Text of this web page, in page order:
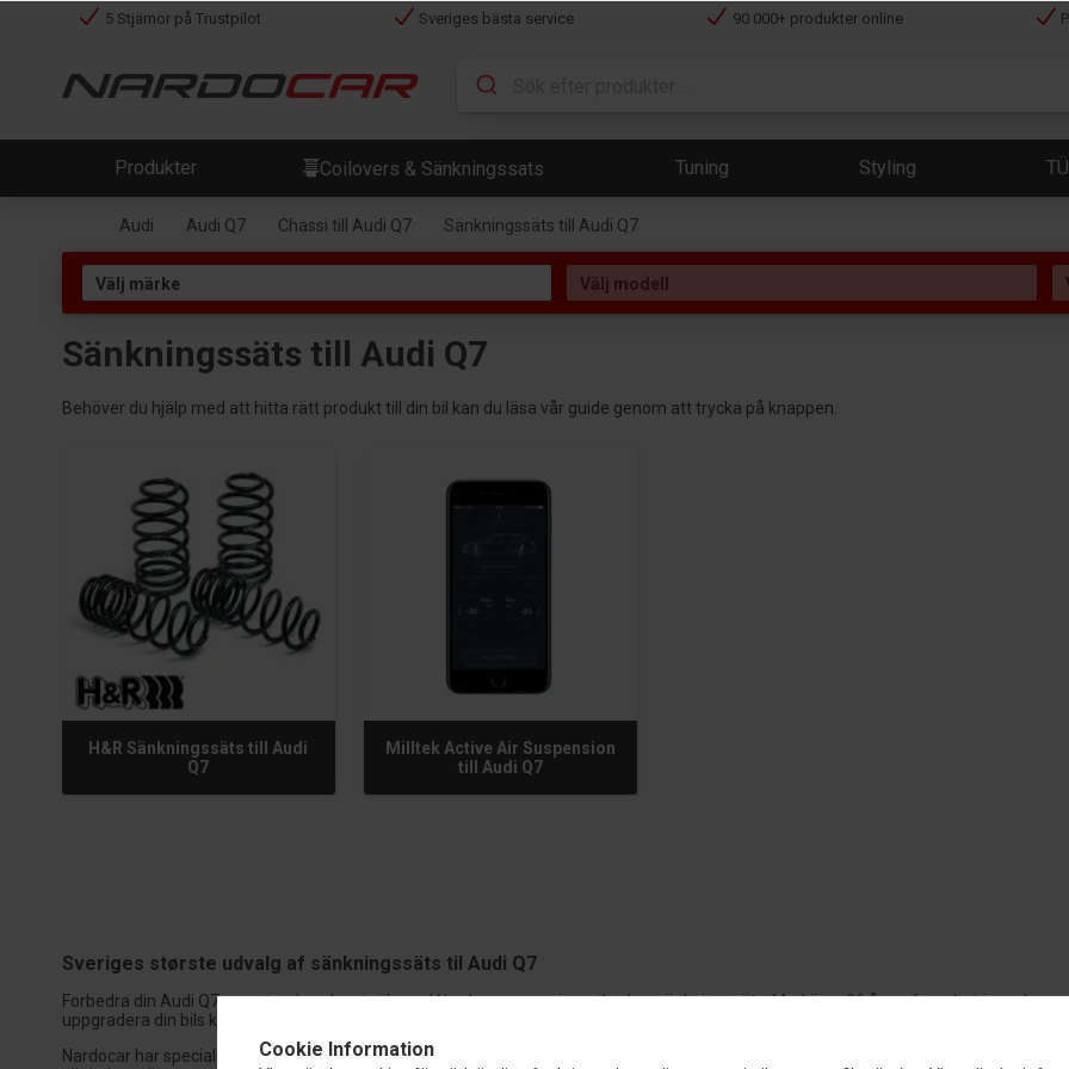
Cookie Information
5 Stjärnor på Trustpilot Sveriges bästa service 90 000+ produkter online
Produkter Coilovers & Sänkningssats Tuning Styling
Audi Audi Q7 Chassi till Audi Q7 Sänkningssäts till Audi Q7
Sänkningssäts till Audi Q7
Behöver du hjälp med att hitta rätt produkt till din bil kan du läsa vår guide genom att trycka på knappen.
H&R Sänkningssäts till Audi
Q7
Milltek Active Air Suspension
till Audi Q7
Sveriges største udvalg af sänkningssäts til Audi Q7
Forbedra din Audi Q7s prestanda och estetik med Nardocars premiumutbud av sänkningssäts. Med över 20 års erfarenhet inom
uppgradera din bils köregenskaper och utseende. Vi erbjuder en omfattande samling av sänkningssäts från erkända tillverkare,
Nardocar har specialiserat sig inom bilutrustning och prestandadelar i mer än två decennier. Vår djupa kunskap om marknaden och